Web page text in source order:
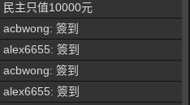
民主只值10000元
acbwong: 簽到
alex6655: 簽到
acbwong: 簽到
alex6655: 簽到